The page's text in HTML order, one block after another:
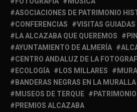
ASOCIACIONES DE PATRIMONIO
CONFERENCIAS
VISITAS GUIADAS
LA ALCAZABA QUE QUEREMOS
AYUNTAMIENTO DE ALMERÍA
CENTRO ANDALUZ DE LA
ECOLOGÍA
LOS MILLARES
BANDERAS NEGRAS EN LA
MUSEOS DE TERQUE
PREMIOS ALCAZABA